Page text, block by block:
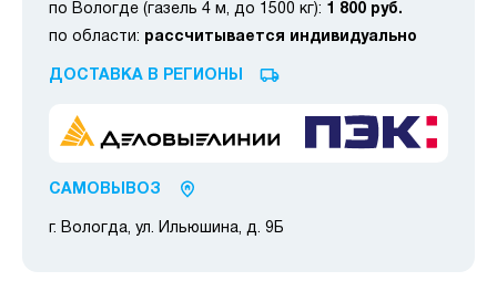
по Вологде (газель 4 м, до 1500 кг): 1 800 руб.
по области: рассчитывается индивидуально
ДОСТАВКА В РЕГИОНЫ
САМОВЫВОЗ
г. Вологда, ул. Ильюшина, д. 9Б